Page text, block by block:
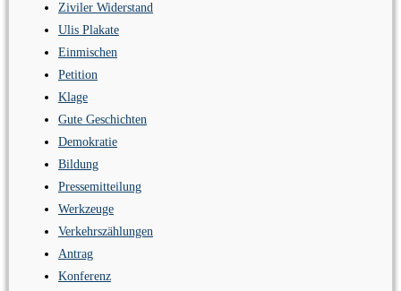
Ziviler Widerstand
Ulis Plakate
Einmischen
Petition
Klage
Gute Geschichten
Demokratie
Bildung
Pressemitteilung
Werkzeuge
Verkehrszählungen
Antrag
Konferenz